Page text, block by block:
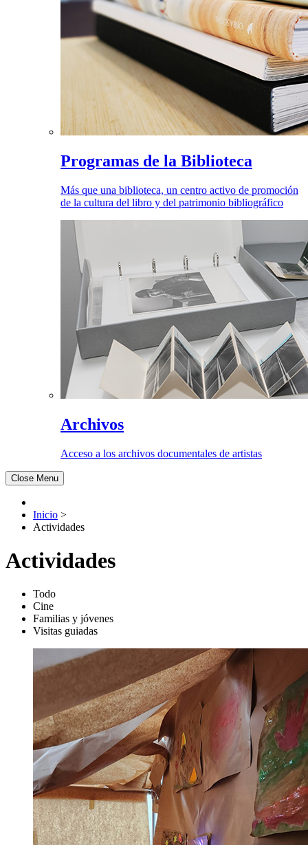
Programas de la Biblioteca
Más que una biblioteca, un centro activo de promoción
de la cultura del libro y del patrimonio bibliográfico
Archivos
Acceso a los archivos documentales de artistas
Close Menu
Inicio >
Actividades
Actividades
Todo
Cine
Familias y jóvenes
Visitas guiadas